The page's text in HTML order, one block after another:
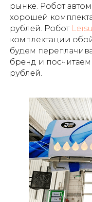
рынке. Робот
хорошей
рублей. Робот
комплектации
будем
бренд и
рублей.